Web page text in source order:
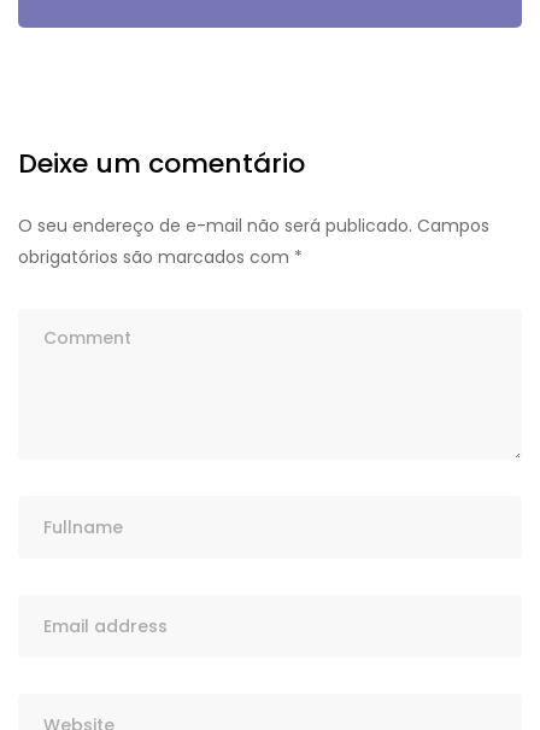
Deixe um comentário
O seu endereço de e-mail não será publicado. Campos
obrigatórios são marcados com *